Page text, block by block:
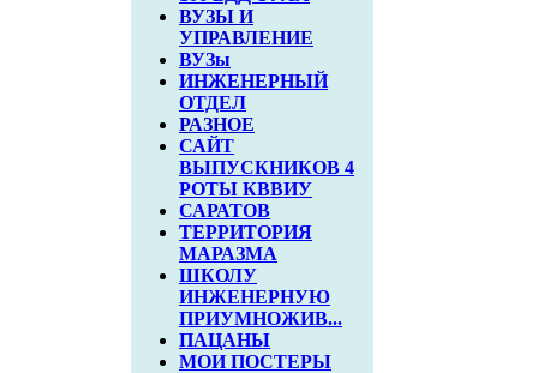
ВУЗЫ И
УПРАВЛЕНИЕ
ВУЗы
ИНЖЕНЕРНЫЙ
ОТДЕЛ
РАЗНОЕ
САЙТ
ВЫПУСКНИКОВ 4
РОТЫ КВВИУ
САРАТОВ
ТЕРРИТОРИЯ
МАРАЗМА
ШКОЛУ
ИНЖЕНЕРНУЮ
ПРИУМНОЖИВ...
ПАЦАНЫ
МОИ ПОСТЕРЫ